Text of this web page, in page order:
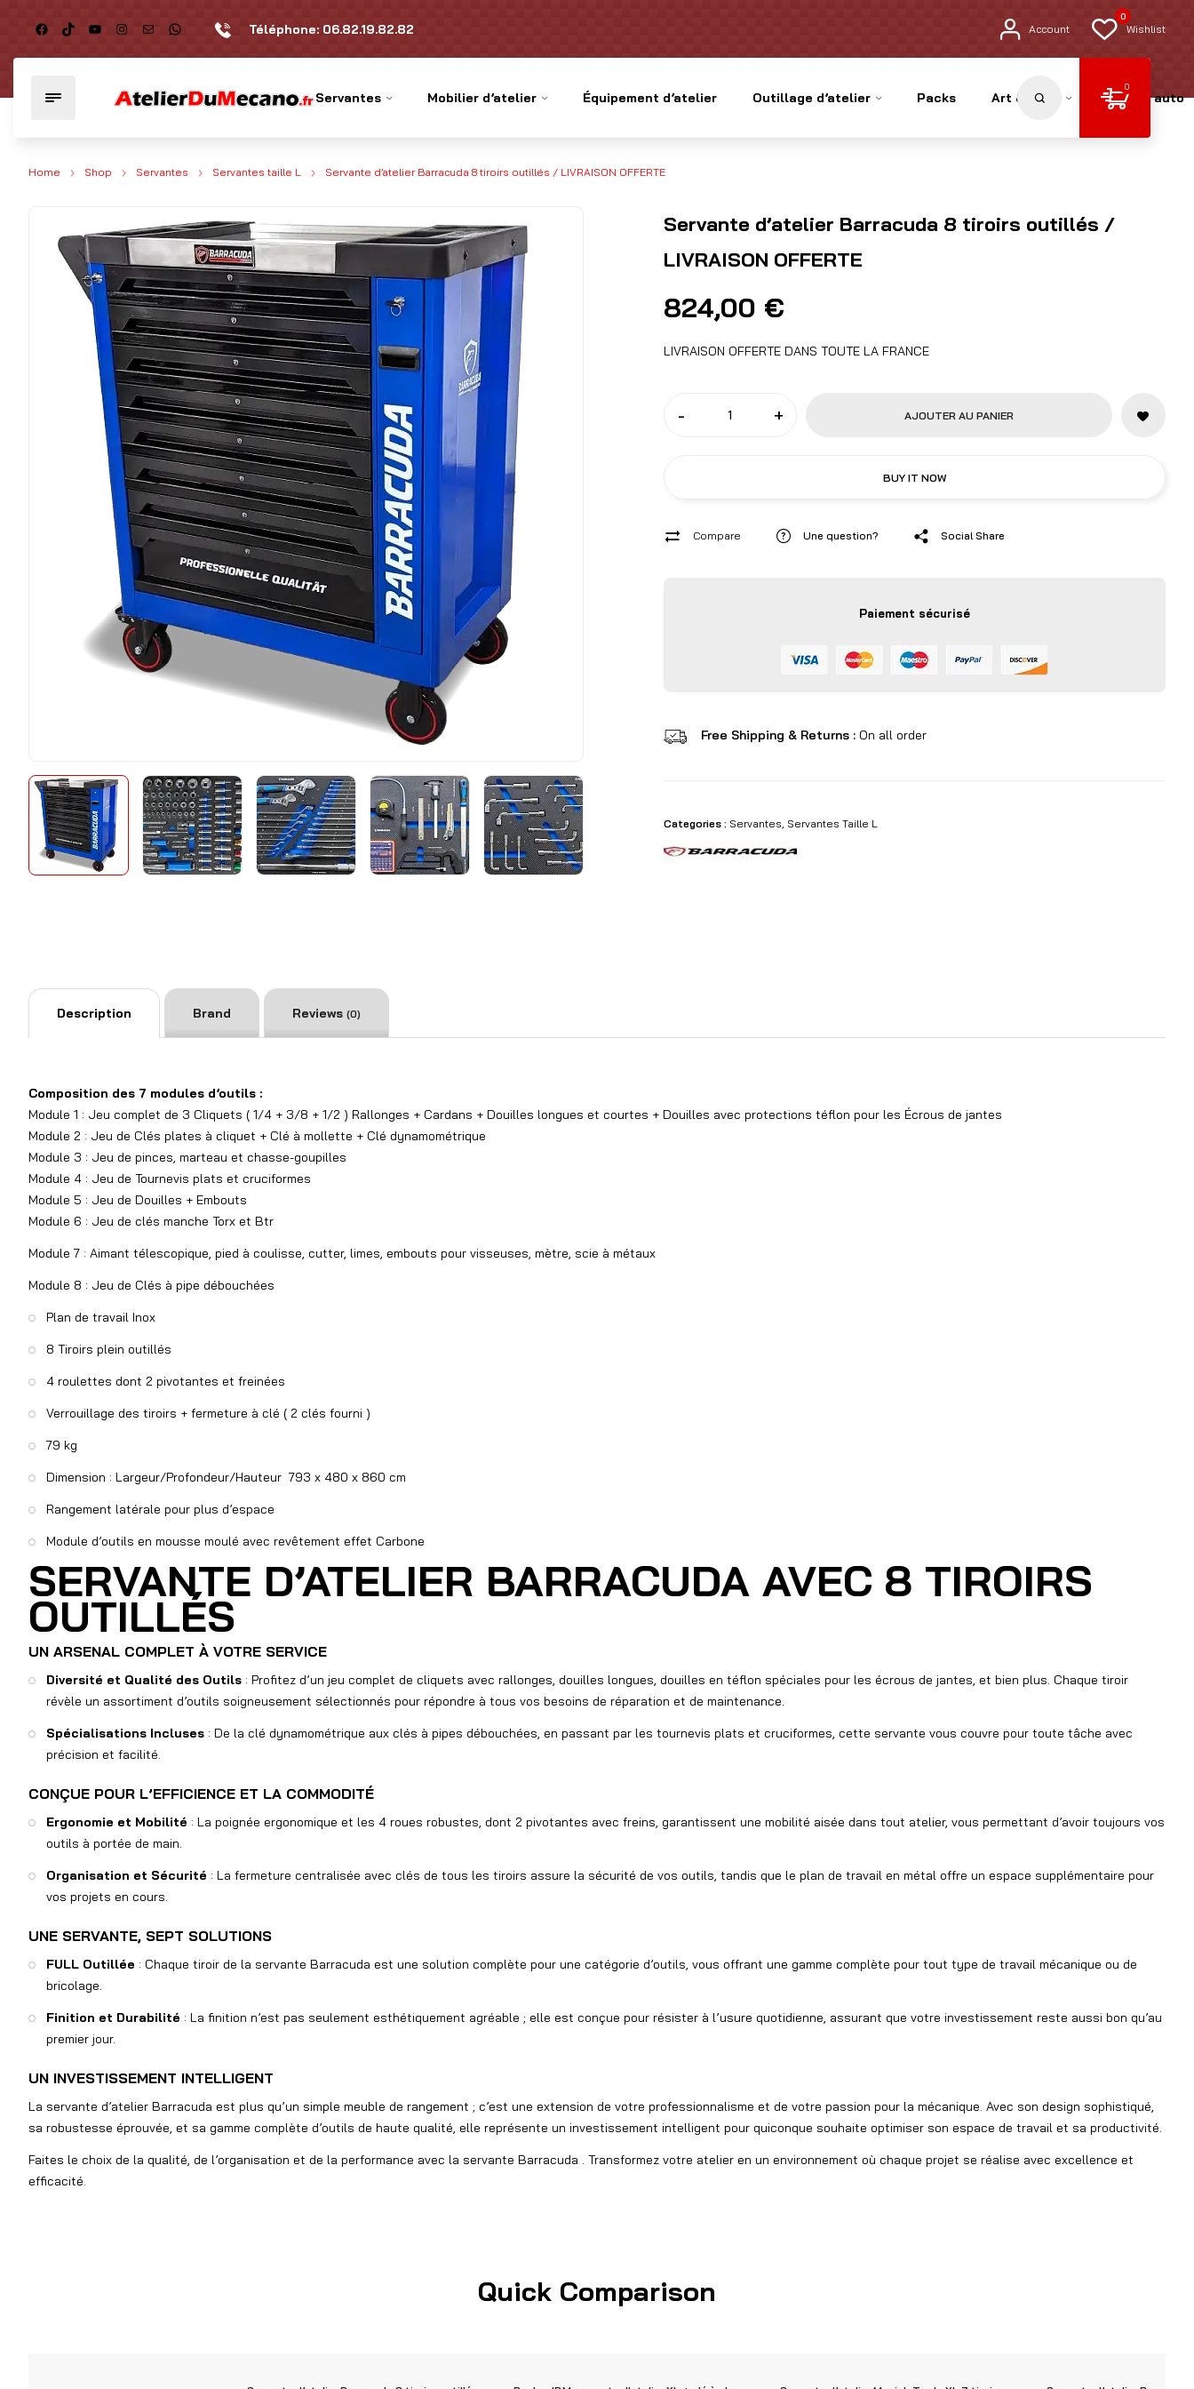
Téléphone: 06.82.19.82.82 Account
0
Wishlist
Servantes Mobilier d’atelier Équipement d’atelier Outillage d’atelier Packs Art & Déco Pièces auto
0
Home Shop Servantes Servantes taille L Servante d’atelier Barracuda 8 tiroirs outillés / LIVRAISON OFFERTE
Servante d’atelier Barracuda 8 tiroirs outillés /
LIVRAISON OFFERTE
824,00 €
LIVRAISON OFFERTE DANS TOUTE LA FRANCE
- + AJOUTER AU PANIER
BUY IT NOW
Compare Une question? Social Share
Paiement sécurisé
Free Shipping & Returns : On all order
Categories : Servantes Servantes Taille L
Description Brand Reviews (0)
Composition des 7 modules d’outils :
Module 1 : Jeu complet de 3 Cliquets ( 1/4 + 3/8 + 1/2 ) Rallonges + Cardans + Douilles longues et courtes + Douilles avec protections téflon pour les Écrous de jantes
Module 2 : Jeu de Clés plates à cliquet + Clé à mollette + Clé dynamométrique
Module 3 : Jeu de pinces, marteau et chasse-goupilles
Module 4 : Jeu de Tournevis plats et cruciformes
Module 5 : Jeu de Douilles + Embouts
Module 6 : Jeu de clés manche Torx et Btr
Module 7 : Aimant télescopique, pied à coulisse, cutter, limes, embouts pour visseuses, mètre, scie à métaux
Module 8 : Jeu de Clés à pipe débouchées
Plan de travail Inox
8 Tiroirs plein outillés
4 roulettes dont 2 pivotantes et freinées
Verrouillage des tiroirs + fermeture à clé ( 2 clés fourni )
79 kg
Dimension : Largeur/Profondeur/Hauteur 793 x 480 x 860 cm
Rangement latérale pour plus d’espace
Module d’outils en mousse moulé avec revêtement effet Carbone
SERVANTE D’ATELIER BARRACUDA AVEC 8 TIROIRS
OUTILLÉS
UN ARSENAL COMPLET À VOTRE SERVICE
Diversité et Qualité des Outils : Profitez d’un jeu complet de cliquets avec rallonges, douilles longues, douilles en téflon spéciales pour les écrous de jantes, et bien plus. Chaque tiroir
révèle un assortiment d’outils soigneusement sélectionnés pour répondre à tous vos besoins de réparation et de maintenance.
Spécialisations Incluses : De la clé dynamométrique aux clés à pipes débouchées, en passant par les tournevis plats et cruciformes, cette servante vous couvre pour toute tâche avec
précision et facilité.
CONÇUE POUR L’EFFICIENCE ET LA COMMODITÉ
Ergonomie et Mobilité : La poignée ergonomique et les 4 roues robustes, dont 2 pivotantes avec freins, garantissent une mobilité aisée dans tout atelier, vous permettant d’avoir toujours vos
outils à portée de main.
Organisation et Sécurité : La fermeture centralisée avec clés de tous les tiroirs assure la sécurité de vos outils, tandis que le plan de travail en métal offre un espace supplémentaire pour
vos projets en cours.
UNE SERVANTE, SEPT SOLUTIONS
FULL Outillée : Chaque tiroir de la servante Barracuda est une solution complète pour une catégorie d’outils, vous offrant une gamme complète pour tout type de travail mécanique ou de
bricolage.
Finition et Durabilité : La finition n’est pas seulement esthétiquement agréable ; elle est conçue pour résister à l’usure quotidienne, assurant que votre investissement reste aussi bon qu’au
premier jour.
UN INVESTISSEMENT INTELLIGENT
La servante d’atelier Barracuda est plus qu’un simple meuble de rangement ; c’est une extension de votre professionnalisme et de votre passion pour la mécanique. Avec son design sophistiqué,
sa robustesse éprouvée, et sa gamme complète d’outils de haute qualité, elle représente un investissement intelligent pour quiconque souhaite optimiser son espace de travail et sa productivité.
Faites le choix de la qualité, de l’organisation et de la performance avec la servante Barracuda . Transformez votre atelier en un environnement où chaque projet se réalise avec excellence et
efficacité.
Quick Comparison